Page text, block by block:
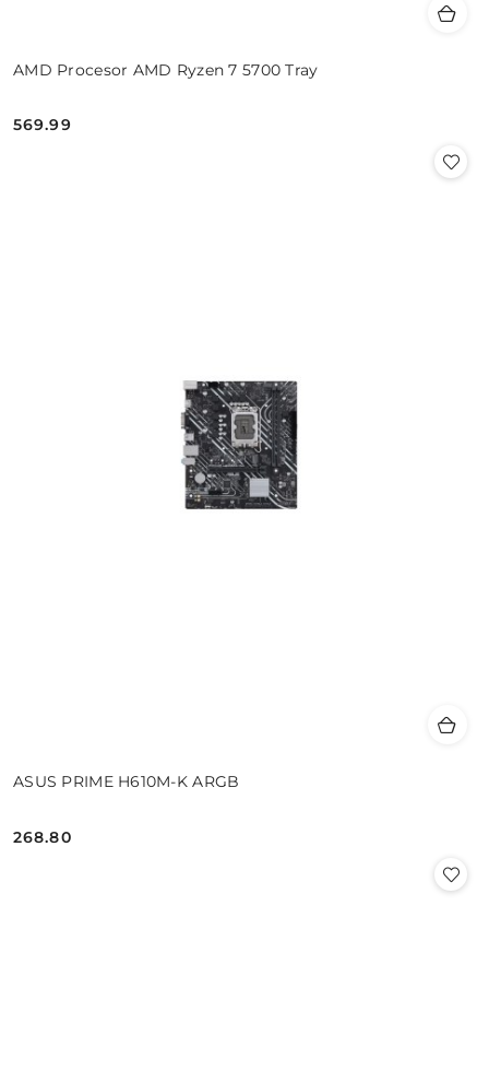
AMD Procesor AMD Ryzen 7 5700 Tray
Cena:
569.99
ASUS PRIME H610M-K ARGB
Cena:
268.80